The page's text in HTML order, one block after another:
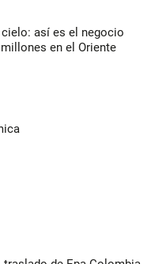
así es el negocio
en el Oriente